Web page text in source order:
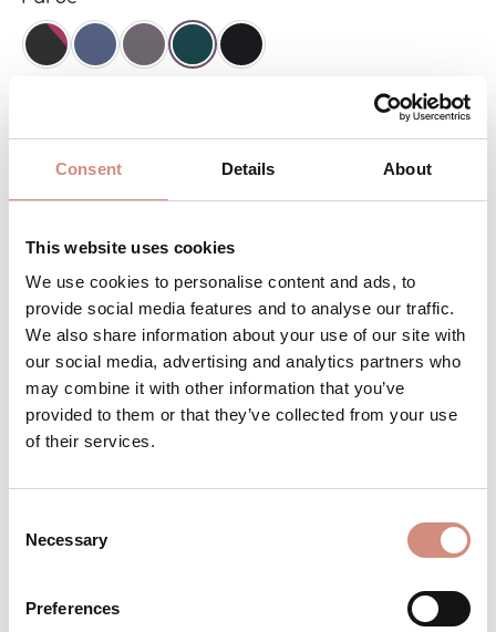
Consent Details About
This website uses cookies
We use cookies to personalise content and ads, to
provide social media features and to analyse our traffic.
We also share information about your use of our site with
our social media, advertising and analytics partners who
may combine it with other information that you’ve
provided to them or that they’ve collected from your use
of their services.
Selection
Necessary
Preferences
SCHWARZ/BEERE
ICE BLUEICE GREY
GRÜN SCHWARZ/SCHWARZ
dir!
Produkt Anzahl: Gib den
Stk IN DEN WARENKORB
Produktnummer:
10.000 mm 1. Lage: 100% Polyester